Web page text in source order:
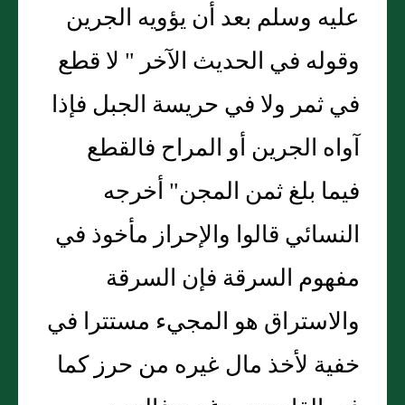
عليه وسلم بعد أن يؤويه الجرين
وقوله في الحديث الآخر " لا قطع
في ثمر ولا في حريسة الجبل فإذا
آواه الجرين أو المراح فالقطع
فيما بلغ ثمن المجن" أخرجه
النسائي قالوا والإحراز مأخوذ في
مفهوم السرقة فإن السرقة
والاستراق هو المجيء مستترا في
خفية لأخذ مال غيره من حرز كما